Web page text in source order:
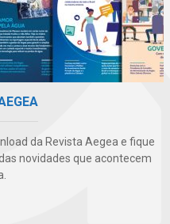
da Revista Aegea e fique
novidades que acontecem